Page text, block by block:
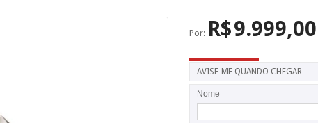
Por: R$9.999,00
AVISE-ME QUANDO CHEGAR
Nome